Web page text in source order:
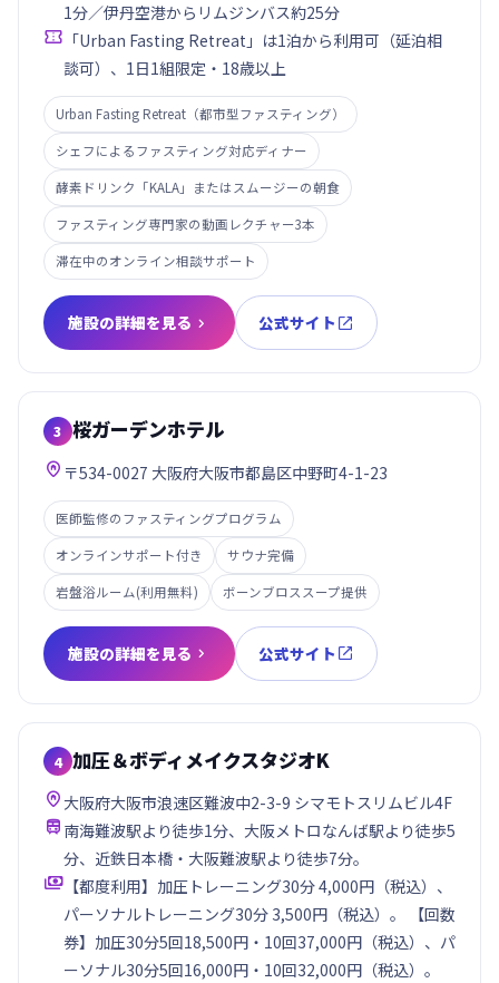
1分／伊丹空港からリムジンバス約25分
 「Urban Fasting Retreat」は1泊から利用可（延泊相
談可）、1日1組限定・18歳以上
Urban Fasting Retreat（都市型ファスティング）
シェフによるファスティング対応ディナー
酵素ドリンク「KALA」またはスムージーの朝食
ファスティング専門家の動画レクチャー3本
滞在中のオンライン相談サポート
施設の詳細を見る  公式サイト 
3 桜ガーデンホテル
 〒534-0027 大阪府大阪市都島区中野町4-1-23
医師監修のファスティングプログラム
オンラインサポート付き サウナ完備
岩盤浴ルーム(利用無料) ボーンブロススープ提供
施設の詳細を見る  公式サイト 
4 加圧＆ボディメイクスタジオK
大阪府大阪市浪速区難波中2-3-9 シマモトスリムビル4F
 南海難波駅より徒歩1分、大阪メトロなんば駅より徒歩5
分、近鉄日本橋・大阪難波駅より徒歩7分。
 【都度利用】加圧トレーニング30分 4,000円（税込）、
パーソナルトレーニング30分 3,500円（税込）。 【回数
券】加圧30分5回18,500円・10回37,000円（税込）、パ
ーソナル30分5回16,000円・10回32,000円（税込）。